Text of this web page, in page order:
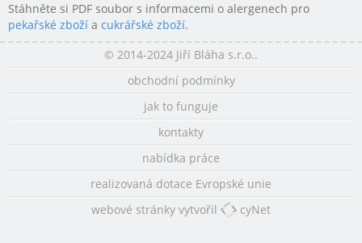
Stáhněte si PDF soubor s informacemi o alergenech pro
pekařské zboží a cukrářské zboží.
© 2014-2024 Jiří Bláha s.r.o..
obchodní podmínky
jak to funguje
kontakty
nabídka práce
realizovaná dotace Evropské unie
webové stránky vytvořil
cyNet